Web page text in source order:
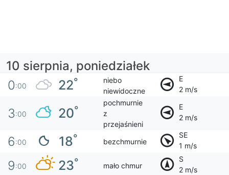
10 sierpnia, poniedziałek
0:00 22°
niebo
niewidoczne
E
2 m/s
3:00 20°
pochmurnie
z
przejaśnieni
E
2 m/s
6:00 18° bezchmurnie
SE
1 m/s
9:00 23° mało chmur
S
2 m/s